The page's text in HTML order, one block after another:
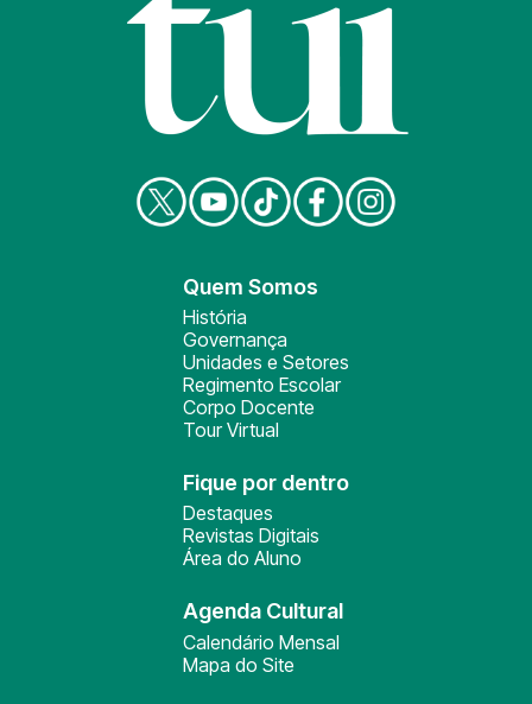
Quem Somos
História
Governança
Unidades e Setores
Regimento Escolar
Corpo Docente
Tour Virtual
Fique por dentro
Destaques
Revistas Digitais
Área do Aluno
Agenda Cultural
Calendário Mensal
Mapa do Site